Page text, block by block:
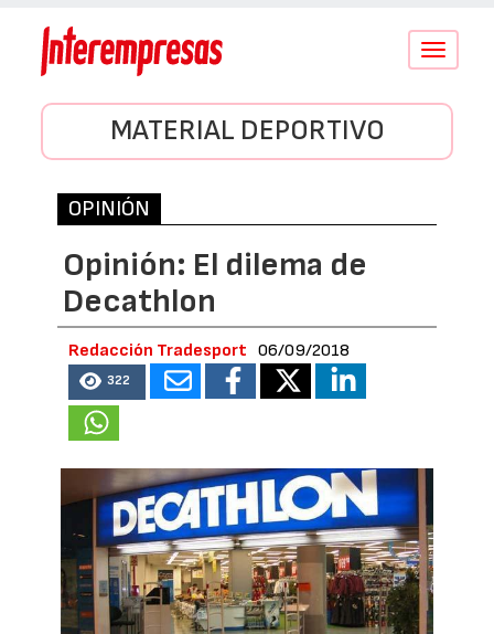
Conmutar
MATERIAL DEPORTIVO
OPINIÓN
Opinión: El dilema de
Decathlon
Redacción Tradesport 06/09/2018
322